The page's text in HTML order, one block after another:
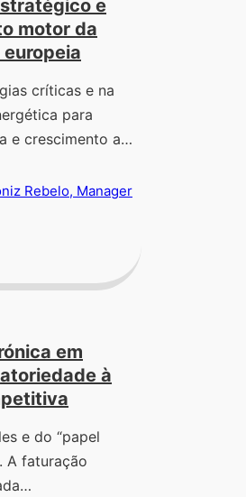
e
motor da
críticas e na
para
e crescimento a…
Rebelo, Manager
em
à
e do “papel
A faturação